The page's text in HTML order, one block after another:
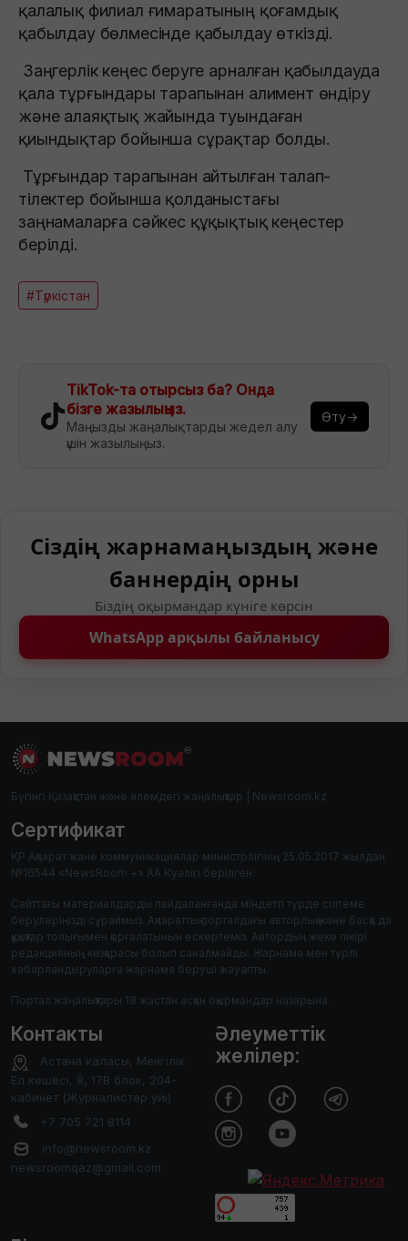
қалалық филиал ғимаратының қоғамдық
қабылдау бөлмесінде қабылдау өткізді.
Заңгерлік кеңес беруге арналған қабылдауда
қала тұрғындары тарапынан алимент өндіру
және алаяқтық жайында туындаған
қиындықтар бойынша сұрақтар болды.
Тұрғындар тарапынан айтылған талап-
тілектер бойынша қолданыстағы
заңнамаларға сәйкес құқықтық кеңестер
берілді.
#Түркістан
TikTok-та отырсыз ба? Онда
бізге жазылыңыз.
Маңызды жаңалықтарды жедел алу
үшін жазылыңыз.
Өту→
Сіздің жарнамаңыздың және
баннердің орны
Біздің оқырмандар күніге көрсін
WhatsApp арқылы байланысу
Бүгінгі Қазақстан және әлемдегі жаңалықтар | Newsroom.kz
Сертификат
ҚР Ақпарат және коммуникациялар министрлігінің 25.05.2017 жылдан
№16544 «NewsRoom +» АА Куәлігі берілген.
Сайттағы материалдарды пайдаланғанда міндетті түрде сілтеме
берулеріңізді сұраймыз. Ақпараттық порталдағы авторлық және басқа да
құқықтар толығымен қорғалатынын ескертеміз. Автордың жеке пікірі
редакцияның көзқарасы болып саналмайды. Жарнама мен түрлі
хабарландыруларға жарнама беруші жауапты.
Портал жаңалықтары 18 жастан асқан оқырмандар назарына.
Контакты
Астана каласы, Менгілік
Ел кешесі, 8, 17В блок, 204-
кабинет (Журналистер уйі)
+7 705 721 8114
info@newsroom.kz
newsroomqaz@gmail.com
Әлеуметтік
желілер: